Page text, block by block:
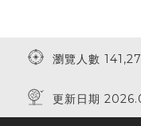
瀏覽人數
更新日期